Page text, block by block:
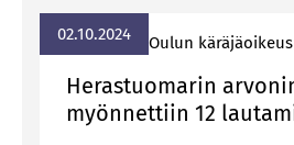
02.10.2024 Ou­lun kä­rä­jä­oi­keus
Herastuomarin
myönnettiin 12